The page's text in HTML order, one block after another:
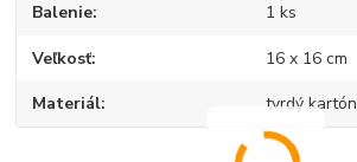
Balenie 1 ks
Veľkosť 16 x 16 cm
Materiál tvrdý kartón